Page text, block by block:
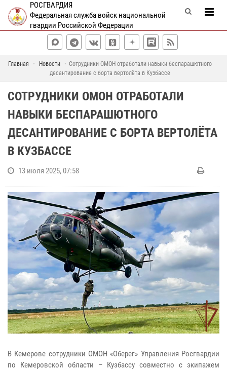
РОСГВАРДИЯ
Федеральная служба войск национальной
гвардии Российской Федерации
Главная Новости
Сотрудники ОМОН отработали навыки беспарашютного
десантирование с борта вертолёта в Кузбассе
СОТРУДНИКИ ОМОН ОТРАБОТАЛИ
НАВЫКИ БЕСПАРАШЮТНОГО
ДЕСАНТИРОВАНИЕ С БОРТА ВЕРТОЛЁТА
В КУЗБАССЕ
13 июля 2025, 07:58
В Кемерове сотрудники ОМОН «Оберег» Управления Росгвардии
по Кемеровской области – Кузбассу совместно с экипажем